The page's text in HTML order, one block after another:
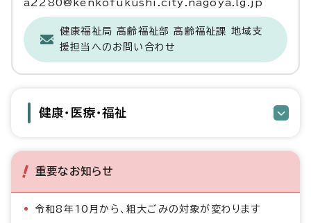
a2280@kenkofukushi.city.nagoya.lg.jp
健康福祉局 高齢福祉部 高齢福祉課 地域支
援担当へのお問い合わせ
健康・医療・福祉
重要なお知らせ
令和8年10月から、粗大ごみの対象が変わります